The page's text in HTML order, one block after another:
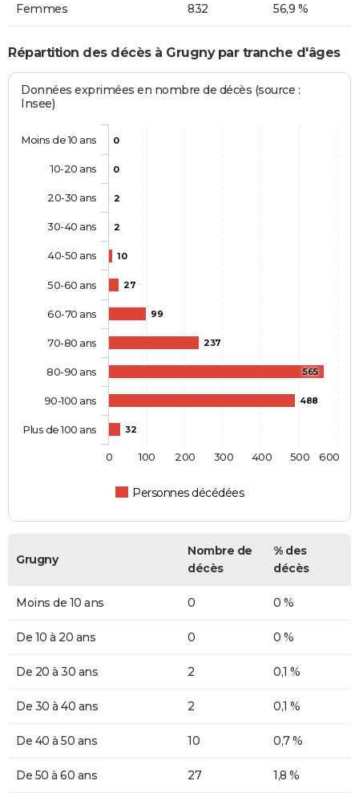
Femmes 832 56,9 %
Répartition des décès à Grugny par tranche d'âges
Données exprimées en nombre de décès (source :
Insee)
0
0
2
2
10
27
99
237
565
488
32
Personnes décédées
Moins de 10 ans
10-20 ans
20-30 ans
30-40 ans
40-50 ans
50-60 ans
60-70 ans
70-80 ans
80-90 ans
90-100 ans
Plus de 100 ans
0 100 200 300 400 500 600
Grugny
Nombre de
décès
% des
décès
Moins de 10 ans 0 0 %
De 10 à 20 ans 0 0 %
De 20 à 30 ans 2 0,1 %
De 30 à 40 ans 2 0,1 %
De 40 à 50 ans 10 0,7 %
De 50 à 60 ans 27 1,8 %